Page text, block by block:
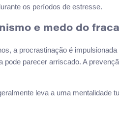
os períodos de estresse.
e medo do
a procrastinação é
pode parecer arriscado. A
leva a uma mentalidade